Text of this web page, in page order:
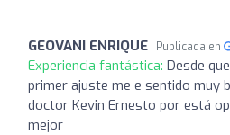
GEOVANI ENRIQUE Publicada en
Experiencia fantástica: Desde
primer ajuste me e sentido muy
doctor Kevin Ernesto por está
mejor